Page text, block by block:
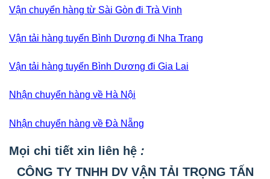
Vận chuyển hàng từ Sài Gòn đi Trà Vinh
Vận tải hàng tuyến Bình Dương đi Nha Trang
Vận tải hàng tuyến Bình Dương đi Gia Lai
Nhận chuyển hàng về Hà Nội
Nhận chuyển hàng về Đà Nẵng
Mọi chi tiết xin liên hệ :
CÔNG TY TNHH DV VẬN TẢI TRỌNG TẤN